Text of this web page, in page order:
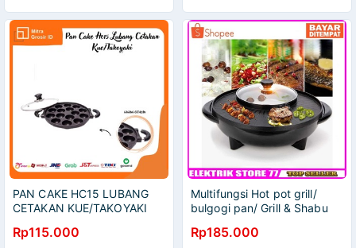
PAN CAKE HC15 LUBANG
CETAKAN KUE/TAKOYAKI
Rp115.000
Multifungsi Hot pot grill/
bulgogi pan/ Grill & Shabu
Rp185.000